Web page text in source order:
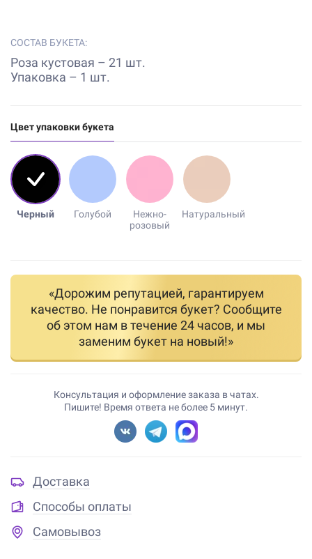
СОСТАВ БУКЕТА:
Роза кустовая – 21 шт.
Упаковка – 1 шт.
Цвет упаковки букета
Черный Голубой
Нежно-
розовый
Натуральный
«Дорожим репутацией, гарантируем
качество. Не понравится букет? Сообщите
об этом нам в течение 24 часов, и мы
заменим букет на новый!»
Консультация и оформление заказа в чатах.
Пишите! Время ответа не более 5 минут.
Доставка
Способы оплаты
Самовывоз